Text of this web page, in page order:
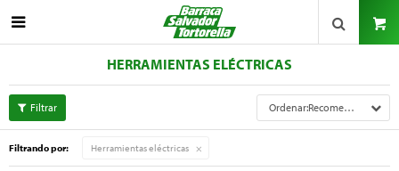

HERRAMIENTAS ELÉCTRICAS
Recomendados
Filtrando por: Herramientas eléctricas